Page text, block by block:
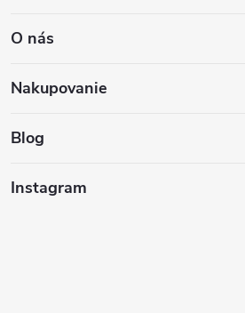
p
ä
O nás
Nakupovanie
Blog
Instagram